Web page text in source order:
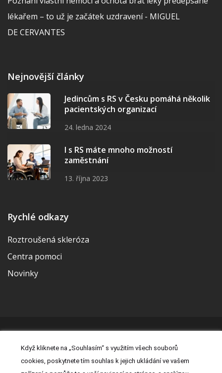
lékařem – to už je začátek uzdravení - MIGUEL
DE CERVANTES
Nejnovější články
Jedincům s RS v Česku pomáhá několik
pacientských organizací
24. ledna 2024
I s RS máte mnoho možností
zaměstnání
13. října 2023
Rychlé odkazy
Roztroušená skleróza
Centra pomoci
Novinky
Právní prohlášení|Prohlášení o cookies|Nastavení cookies
Kontakt|Zásady zpracování osobních údajů
Když kliknete na „Souhlasím“ s využitím všech souborů
cookies, poskytnete tím souhlas k jejich ukládání ve vašem